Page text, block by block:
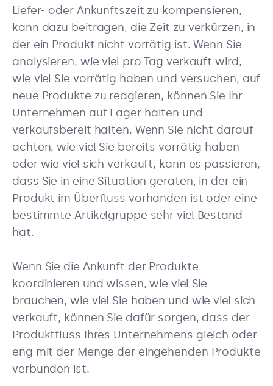
Liefer- oder Ankunftszeit zu kompensieren,
kann dazu beitragen, die Zeit zu verkürzen, in
der ein Produkt nicht vorrätig ist. Wenn Sie
analysieren, wie viel pro Tag verkauft wird,
wie viel Sie vorrätig haben und versuchen, auf
neue Produkte zu reagieren, können Sie Ihr
Unternehmen auf Lager halten und
verkaufsbereit halten. Wenn Sie nicht darauf
achten, wie viel Sie bereits vorrätig haben
oder wie viel sich verkauft, kann es passieren,
dass Sie in eine Situation geraten, in der ein
Produkt im Überfluss vorhanden ist oder eine
bestimmte Artikelgruppe sehr viel Bestand
hat.
Wenn Sie die Ankunft der Produkte
koordinieren und wissen, wie viel Sie
brauchen, wie viel Sie haben und wie viel sich
verkauft, können Sie dafür sorgen, dass der
Produktfluss Ihres Unternehmens gleich oder
eng mit der Menge der eingehenden Produkte
verbunden ist.